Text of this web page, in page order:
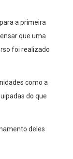
a primeira
que uma
foi realizado
como a
do que
deles